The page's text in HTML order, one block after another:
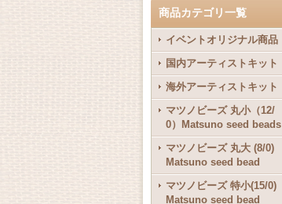
商品カテゴリ一覧
イベントオリジナル商品
国内アーティストキット
海外アーティストキット
マツノビーズ 丸小（12/
0）Matsuno seed beads
マツノビーズ 丸大 (8/0)
Matsuno seed bead
マツノビーズ 特小(15/0)
Matsuno seed bead